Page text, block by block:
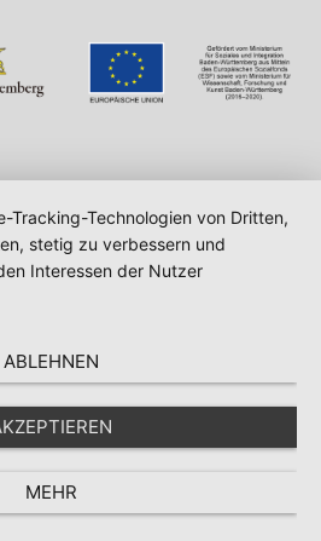
Tracking-Technologien von Dritten,
stetig zu verbessern und
Interessen der Nutzer
ABLEHNEN
MEHR